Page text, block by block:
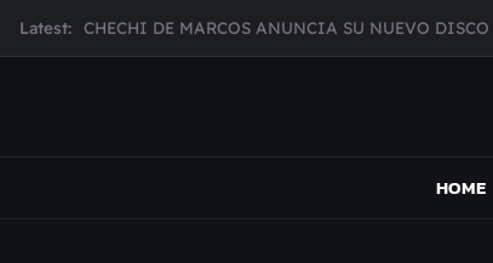
Latest: CHECHI DE MARCOS ANUNCIA SU NUEVO DISCO
MUJER CEBRA PRESENTA INHIBIDOR, UNA
HOME